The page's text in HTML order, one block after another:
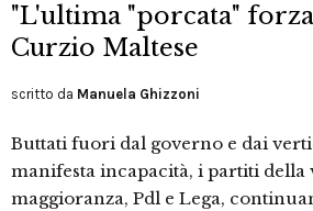
"L'ultima "porcata"
Curzio Maltese
scritto da Manuela Ghizzoni
Buttati fuori dal governo e dai
manifesta incapacità, i partiti della
maggioranza, Pdl e Lega,